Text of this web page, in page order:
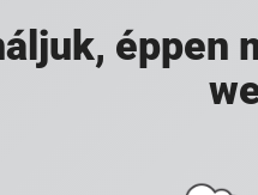
éppen